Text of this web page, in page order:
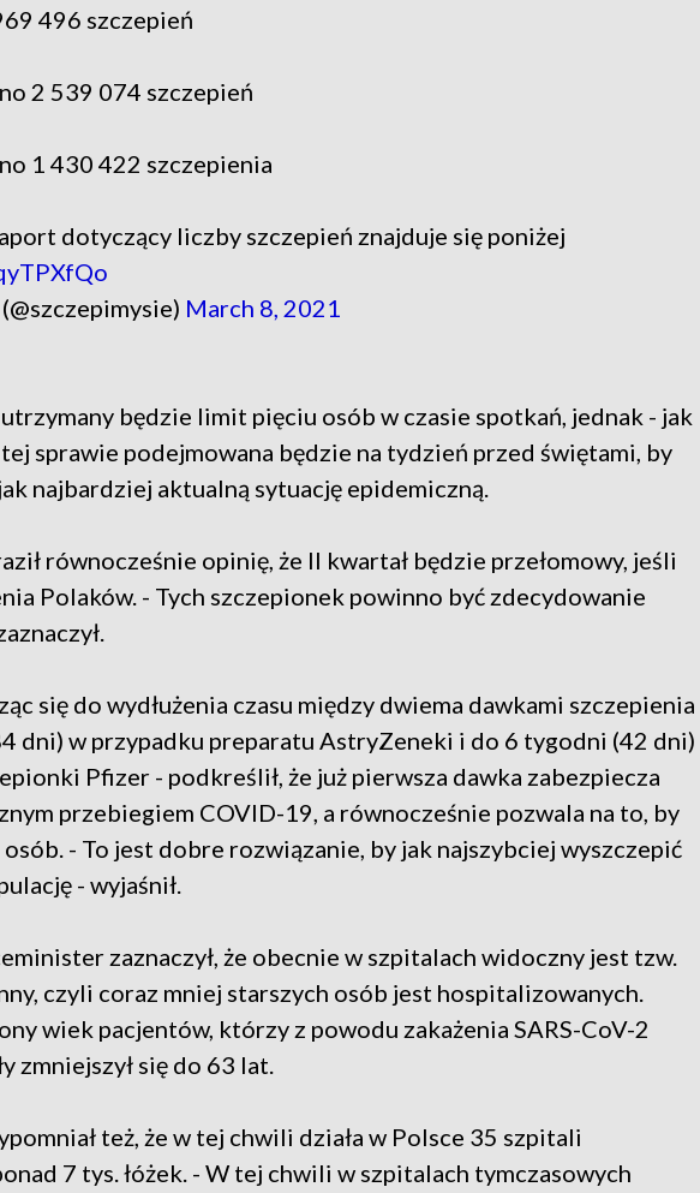
496 szczepień
2 539 074 szczepień
1 430 422 szczepienia
dotyczący liczby szczepień znajduje się poniżej
March 8, 2021
będzie limit pięciu osób w czasie spotkań, jednak - jak
tej sprawie podejmowana będzie na tydzień przed świętami, by
najbardziej aktualną sytuację epidemiczną.
równocześnie opinię, że II kwartał będzie przełomowy, jeśli
Polaków. - Tych szczepionek powinno być zdecydowanie
się do wydłużenia czasu między dwiema dawkami szczepienia
dni) w przypadku preparatu AstryZeneki i do 6 tygodni (42 dni)
Pfizer - podkreślił, że już pierwsza dawka zabezpiecza
przebiegiem COVID-19, a równocześnie pozwala na to, by
- To jest dobre rozwiązanie, by jak najszybciej wyszczepić
- wyjaśnił.
zaznaczył, że obecnie w szpitalach widoczny jest tzw.
czyli coraz mniej starszych osób jest hospitalizowanych.
wiek pacjentów, którzy z powodu zakażenia SARS-CoV-2
zmniejszył się do 63 lat.
też, że w tej chwili działa w Polsce 35 szpitali
7 tys. łóżek. - W tej chwili w szpitalach tymczasowych